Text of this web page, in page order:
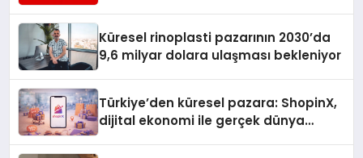
Küresel rinoplasti pazarının 2030’da
9,6 milyar dolara ulaşması bekleniyor
Türkiye’den küresel pazara: ShopinX,
dijital ekonomi ile gerçek dünya